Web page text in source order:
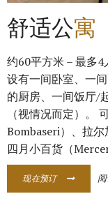
舒适公寓
约60平方米 – 最多4
设有一间卧室、一
的厨房、一间饭厅/
（视情况而定）。
Bombaseri）、拉
四月小百货（
现在预订